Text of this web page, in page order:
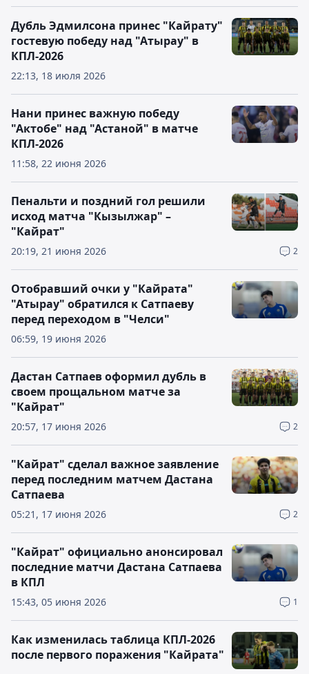
22:13, 18 июля 2026
Дубль Эдмилсона принес "Кайрату"
гостевую победу над "Атырау" в
КПЛ-2026
11:58, 22 июня 2026
Нани принес важную победу
"Актобе" над "Астаной" в матче
КПЛ-2026
20:19, 21 июня 2026 2
Пенальти и поздний гол решили
исход матча "Кызылжар" –
"Кайрат"
06:59, 19 июня 2026
Отобравший очки у "Кайрата"
"Атырау" обратился к Сатпаеву
перед переходом в "Челси"
20:57, 17 июня 2026 2
Дастан Сатпаев оформил дубль в
своем прощальном матче за
"Кайрат"
05:21, 17 июня 2026 2
"Кайрат" сделал важное заявление
перед последним матчем Дастана
Сатпаева
15:43, 05 июня 2026 1
"Кайрат" официально анонсировал
последние матчи Дастана Сатпаева
в КПЛ
Как изменилась таблица КПЛ-2026
после первого поражения "Кайрата"